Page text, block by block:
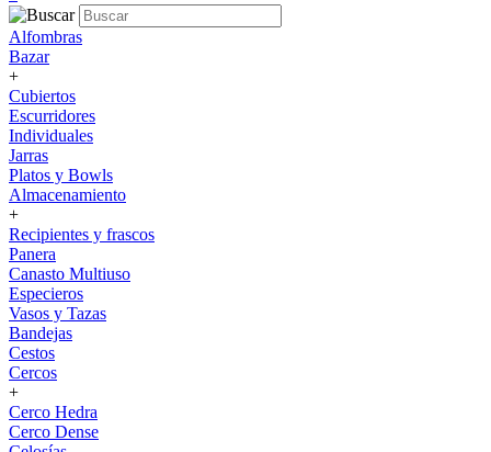
Alfombras
Bazar
+
Cubiertos
Escurridores
Individuales
Jarras
Platos y Bowls
Almacenamiento
+
Recipientes y frascos
Panera
Canasto Multiuso
Especieros
Vasos y Tazas
Bandejas
Cestos
Cercos
+
Cerco Hedra
Cerco Dense